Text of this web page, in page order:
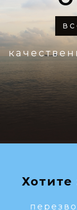
Хотите